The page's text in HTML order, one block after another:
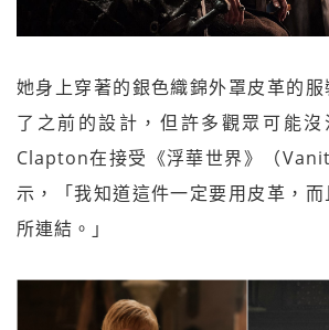
她身上穿著的銀色織錦外罩皮革的
了之前的設計，但許多觀眾可能
Clapton在接受《浮華世界》（
示，「我知道這件一定要用皮革，
所連結。」